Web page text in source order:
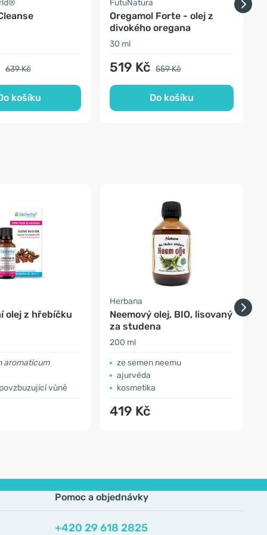
639 Kč
košíku
FutuNatura
Oregamol Forte - olej z
divokého oregana
30 ml
519 Kč 559 Kč
Do košíku
olej z hřebíčku
aromaticum
vůně
Herbana
Neemový olej, BIO, lisovaný
za studena
200 ml
ze semen neemu
ajurvéda
kosmetika
419 Kč
Pomoc a objednávky
+420 29 618 2825